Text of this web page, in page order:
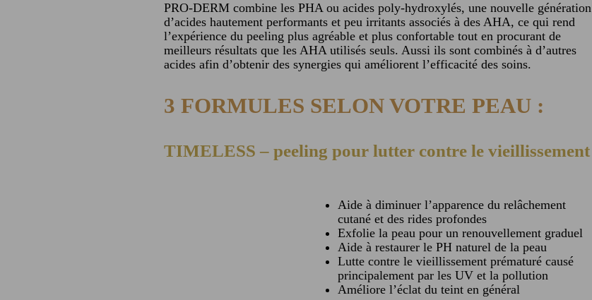
PRO-DERM combine les PHA ou acides poly-hydroxylés, une nouvelle génération
d’acides hautement performants et peu irritants associés à des AHA, ce qui rend
l’expérience du peeling plus agréable et plus confortable tout en procurant de
meilleurs résultats que les AHA utilisés seuls. Aussi ils sont combinés à d’autres
acides afin d’obtenir des synergies qui améliorent l’efficacité des soins.
3 FORMULES SELON VOTRE PEAU :
TIMELESS – peeling pour lutter contre le vieillissement
Aide à diminuer l’apparence du relâchement
cutané et des rides profondes
Exfolie la peau pour un renouvellement graduel
Aide à restaurer le PH naturel de la peau
Lutte contre le vieillissement prématuré causé
principalement par les UV et la pollution
Améliore l’éclat du teint en général